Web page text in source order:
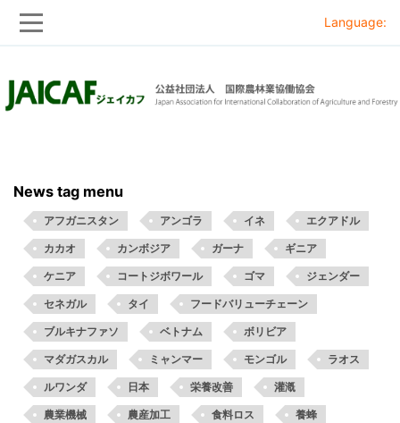
to
to
Language:
News tag menu
アフガニスタン アンゴラ イネ エクアドル
カカオ カンボジア ガーナ ギニア
ケニア コートジボワール ゴマ ジェンダー
セネガル タイ フードバリューチェーン
ブルキナファソ ベトナム ボリビア
マダガスカル ミャンマー モンゴル ラオス
ルワンダ 日本 栄養改善 灌漑
農業機械 農産加工 食料ロス 養蜂